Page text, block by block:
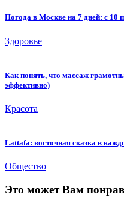
Погода в Москве на 7 дней: с 10
Здоровье
Как понять, что массаж
эффективно)
Красота
Lattafa: восточная сказка в
Общество
Это может Вам